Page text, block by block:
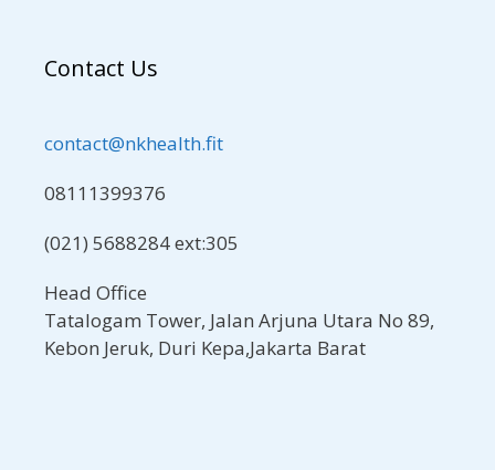
Contact Us
contact@nkhealth.fit
08111399376
(021) 5688284 ext:305
Head Office
Tatalogam Tower, Jalan Arjuna Utara No 89,
Kebon Jeruk, Duri Kepa,Jakarta Barat